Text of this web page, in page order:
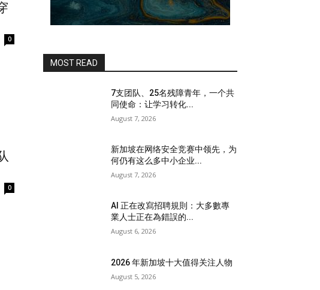
0
0
MOST READ
7支团队、25名残障青年，一个共
同使命：让学习转化...
August 7, 2026
新加坡在网络安全竞赛中领先，为
何仍有这么多中小企业...
August 7, 2026
AI 正在改寫招聘規則：大多數專
業人士正在為錯誤的...
August 6, 2026
2026 年新加坡十大值得关注人物
August 5, 2026